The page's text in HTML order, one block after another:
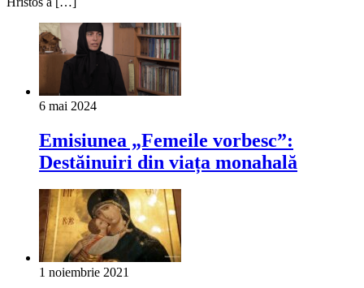
6 mai 2024
Emisiunea „Femeile vorbesc”:
Destăinuiri din viața monahală
1 noiembrie 2021